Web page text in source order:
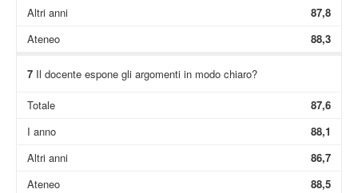
Altri anni
87,8
Ateneo
88,3
7Il docente espone gli argomenti in modo chiaro?
Totale
87,6
I anno
88,1
Altri anni
86,7
Ateneo
88,5